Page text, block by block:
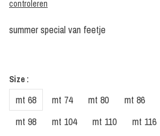
controleren
summer special van feetje
Size :
mt 68 mt 74 mt 80 mt 86
mt 98
mt 104 mt 110 mt 116